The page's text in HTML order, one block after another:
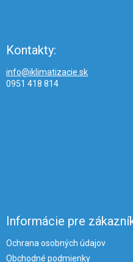
Kontakty:
info@iklimatizacie.sk
0951 418 814
Informácie pre
Ochrana osobných údajov
Obchodné podmienky